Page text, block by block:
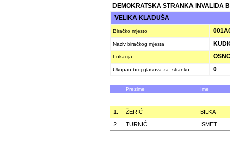
DEMOKRATSKA STRANKA INVALIDA
VELIKA KLADUŠA
Biračko mjesto
Naziv biračkog mjesta
Lokacija
Ukupan broj glasova za stranku 0
Prezime Ime
1. ŽERIĆ
BILKA
2.
TURNIĆ ISMET